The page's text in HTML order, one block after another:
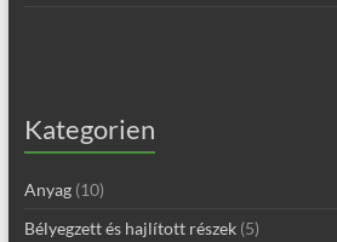
Kategorien
Anyag(10)
Bélyegzett és hajlított részek(5)